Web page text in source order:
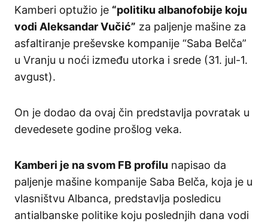
Kamberi optužio je “politiku albanofobije koju
vodi Aleksandar Vučić” za paljenje mašine za
asfaltiranje preševske kompanije “Saba Belča”
u Vranju u noći između utorka i srede (31. jul-1.
avgust).
On je dodao da ovaj čin predstavlja povratak u
devedesete godine prošlog veka.
Kamberi je na svom FB profilu napisao da
paljenje mašine kompanije Saba Belča, koja je u
vlasništvu Albanca, predstavlja posledicu
antialbanske politike koju poslednjih dana vodi